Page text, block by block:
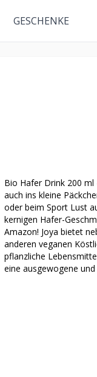
GESCHENKE
Bio Hafer Drink 200
auch ins kleine
oder beim Sport Lust
kernigen Hafer-
Amazon! Joya bietet
anderen veganen
pflanzliche
eine ausgewogene